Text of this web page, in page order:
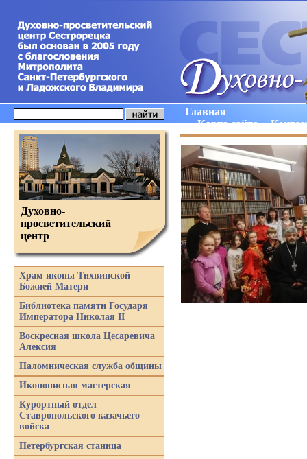
Главная
Карта сайта
Духовно-
просветительский
центр
Храм иконы Тихвинской
Божией Матери
Библиотека памяти Государя
Императора Николая II
Воскресная школа Цесаревича
Алексия
Паломническая служба общины
Иконописная мастерская
Курортный отдел
Ставропольского казачьего
войска
Петербургская станица